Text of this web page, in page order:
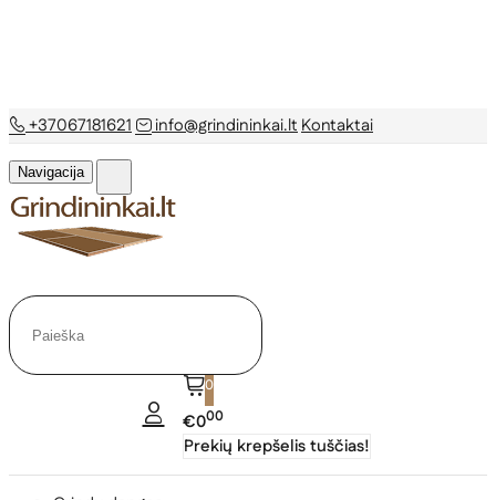
+37067181621 info@grindininkai.lt Kontaktai
Navigacija
0
€000
Prekių krepšelis tuščias!